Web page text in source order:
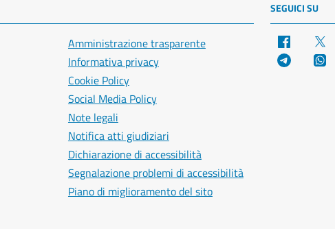
Amministrazione trasparente
Informativa privacy
Cookie Policy
Social Media Policy
Note legali
Notifica atti giudiziari
Dichiarazione di accessibilità
Segnalazione problemi di accessibilità
Piano di miglioramento del sito
SEGUICI SU
Facebook
Telegram